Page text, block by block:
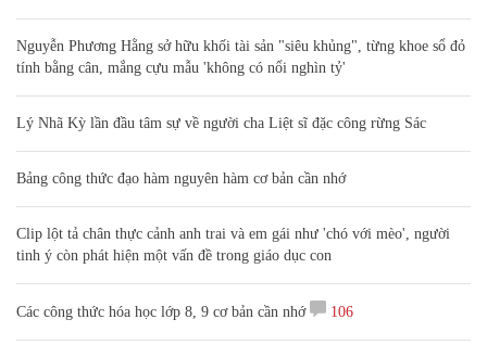
Nguyễn Phương Hằng sở hữu khối tài sản "siêu khủng", từng khoe sổ đỏ
tính bằng cân, mắng cựu mẫu 'không có nổi nghìn tỷ'
Lý Nhã Kỳ lần đầu tâm sự về người cha Liệt sĩ đặc công rừng Sác
Bảng công thức đạo hàm nguyên hàm cơ bản cần nhớ
Clip lột tả chân thực cảnh anh trai và em gái như 'chó với mèo', người
tinh ý còn phát hiện một vấn đề trong giáo dục con
Các công thức hóa học lớp 8, 9 cơ bản cần nhớ 106